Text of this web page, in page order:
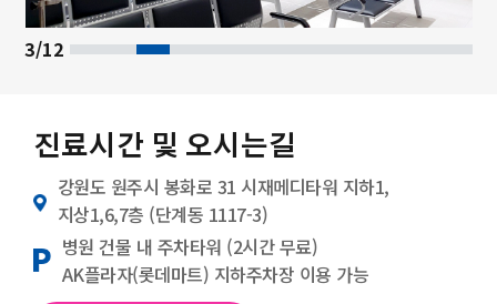
3/12
진료시간 및 오시는길
강원도 원주시 봉화로 31 시재메디타워 지하1,
지상1,6,7층 (단계동 1117-3)
병원 건물 내 주차타워 (2시간 무료)
AK플라자(롯데마트) 지하주차장 이용 가능